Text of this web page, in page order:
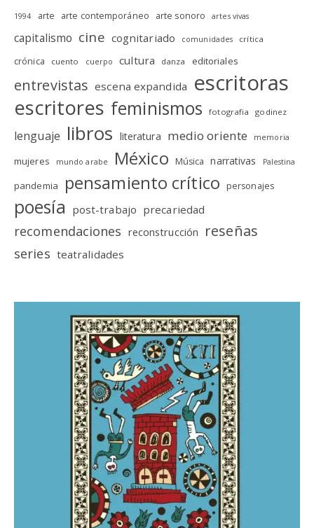
1994 arte arte contemporáneo arte sonoro artes vivas
capitalismo cine cognitariado comunidades crítica
crónica cuento cuerpo cultura danza editoriales
entrevistas escena expandida escritoras
escritores feminismos fotografia godinez
lenguaje libros literatura medio oriente memoria
mujeres mundo arabe México Música narrativas Palestina
pandemia pensamiento crítico personajes
poesía post-trabajo precariedad
recomendaciones reconstrucción reseñas
series teatralidades